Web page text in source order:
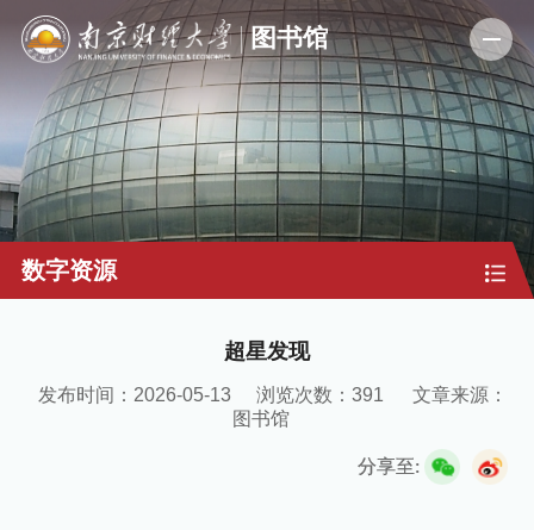
数字资源
超星发现
发布时间：2026-05-13 浏览次数： 391
文章来源：
图书馆
分享至: